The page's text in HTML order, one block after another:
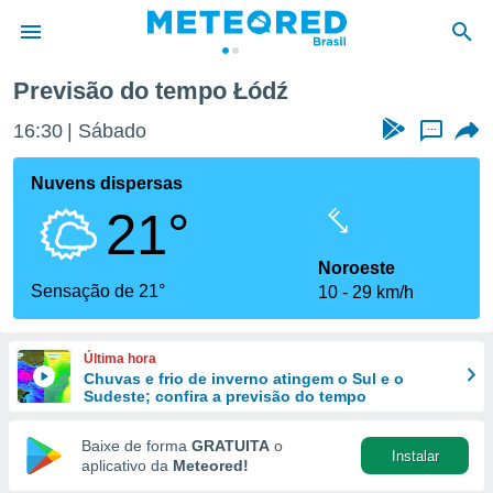
da
fornecidas
a este
das
e
forma
digital
Previsão do tempo Łódź
16:30 Sábado ...
Nuvens dispersas
21°
Sensação de 21°
Noroeste
10
29 km/h
Última hora
Chuvas e frio de inverno atingem o Sul e o
Sudeste; confira a previsão do tempo
Baixe de forma GRATUITA o
aplicativo da Meteored!
Instalar